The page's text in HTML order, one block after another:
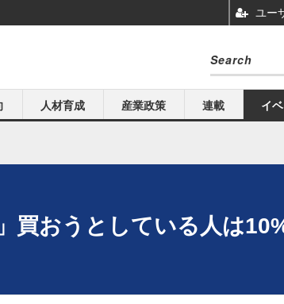
人材育成 産業政策 連載 イ
買おうとしている人は
ユー